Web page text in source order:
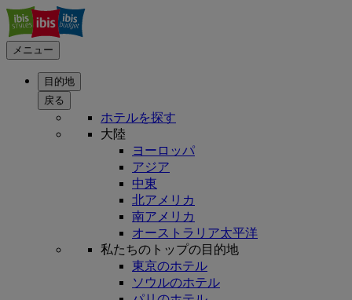
メニュー
目的地
戻る
ホテルを探す
大陸
ヨーロッパ
アジア
中東
北アメリカ
南アメリカ
オーストラリア太平洋
私たちのトップの目的地
東京のホテル
ソウルのホテル